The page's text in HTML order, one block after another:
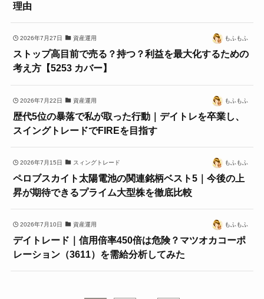
理由
2026年7月27日 資産運用 もふもふ
ストップ高目前で売る？持つ？利益を最大化するための
考え方【5253 カバー】
2026年7月22日 資産運用 もふもふ
歴代5位の暴落で私が取った行動｜デイトレを卒業し、
スイングトレードでFIREを目指す
2026年7月15日 スィングトレード もふもふ
ペロブスカイト太陽電池の関連銘柄ベスト5｜今後の上
昇が期待できるプライム大型株を徹底比較
2026年7月10日 資産運用 もふもふ
デイトレード｜信用倍率450倍は危険？マツオカコーポ
レーション（3611）を需給分析してみた